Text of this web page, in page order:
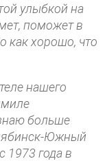
улыбкой на
поможет в
как хорошо, что
нашего
больше
Южный
1973 года в